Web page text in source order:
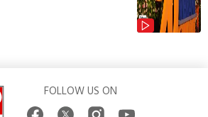
FOLLOW US ON